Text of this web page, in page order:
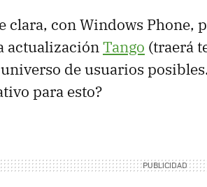
clara, con Windows Phone,
actualizaciónTango (traerá
de usuarios
para esto?